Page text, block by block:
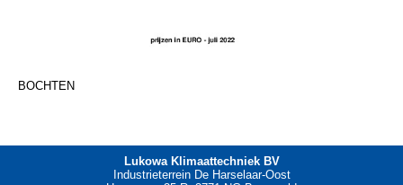
BOCHTEN
Lukowa Klimaattechniek BV
Industrieterrein De Harselaar-Oost